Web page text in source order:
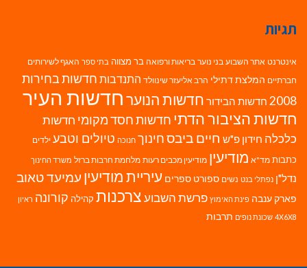
תגיות
אינטרנט אתר השבוע בני נוער בריאות ורפואה בר מצווה בתי ספר האגף לשירותים
חברתיים המלצת דתילי הרב אליעזר שינוולד התנדבות חדשות בחירות
2008 חדשות הבידור חדשות הנוערחדשות העיר
חדשות הציבור הדתי חדשות חסד מקומי חדשות
כלכלה חידון פ"ש חיים ביבסחינוך חנוכה טיולים וטבע ילדים
כתבות מד"א מודיעין מודיעין מכבים רעות מלחמת חרבות ברזל משרד החינוך
נדל"ן נפתלי בנט נשים ספורט ספרים עיריית מודיעין עמיעד טאוב
פארק ענבה פינת האימוץ פרשת השבועצרכנות קהילה קורונה ראיון
4X6X8 שכונת נופים תרבות